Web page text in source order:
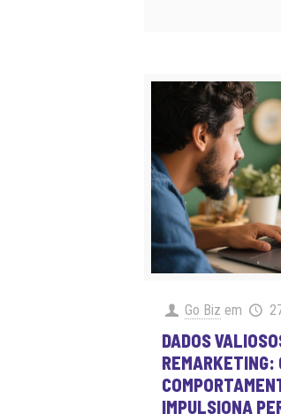
Go Biz em
DADOS
REMARKETING:
IMPULSIONA